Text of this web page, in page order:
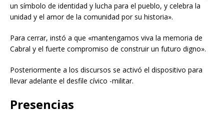
un símbolo de identidad y lucha para el pueblo, y celebra la
unidad y el amor de la comunidad por su historia».
Para cerrar, instó a que «mantengamos viva la memoria de
Cabral y el fuerte compromiso de construir un futuro digno».
Posteriormente a los discursos se activó el dispositivo para
llevar adelante el desfile cívico -militar.
Presencias